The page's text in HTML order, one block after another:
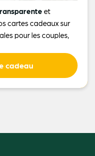
et
cartes cadeaux sur
pour les couples,
cadeau